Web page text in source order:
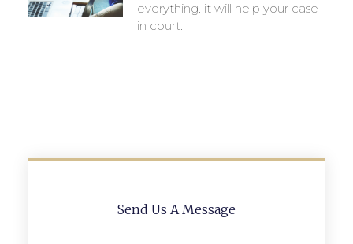
everything. it will help your case
in court.
Send Us A Message